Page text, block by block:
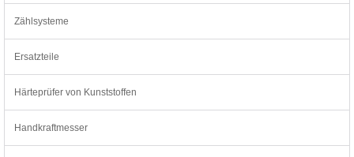
Zählsysteme
Ersatzteile
Härteprüfer von Kunststoffen
Handkraftmesser